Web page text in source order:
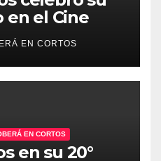
en el Cine
de la
regional
EN CORTOS
EN CORTOS
en su 20°